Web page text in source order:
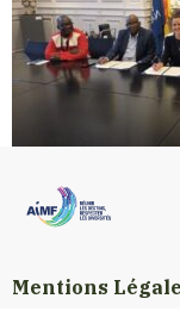
Mentions